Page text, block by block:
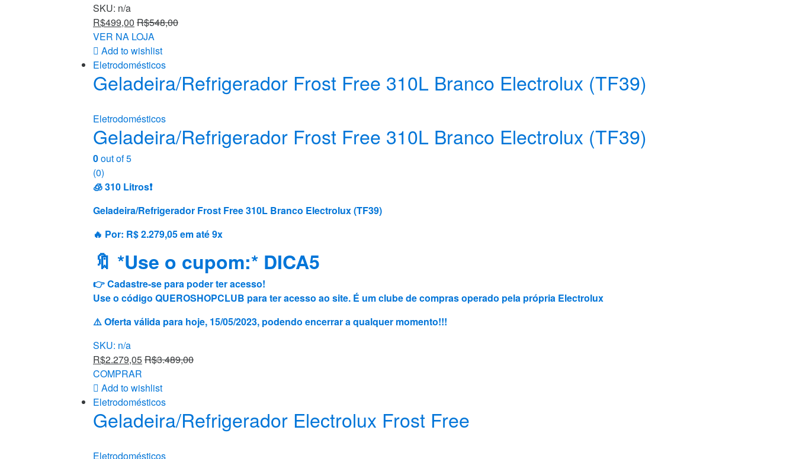
SKU: n/a
R$499,00 R$548,00
VER NA LOJA
Add to wishlist
Eletrodomésticos
Geladeira/Refrigerador Frost Free 310L Branco Electrolux (TF39)
Eletrodomésticos
Geladeira/Refrigerador Frost Free 310L Branco Electrolux (TF39)
0out of 5
(0)
🧊 310 Litros❗️
Geladeira/Refrigerador Frost Free 310L Branco Electrolux (TF39)
🔥 Por: R$ 2.279,05 em até 9x
🔖 *Use o cupom:* DICA5
👉 Cadastre-se para poder ter acesso!
Use o código QUEROSHOPCLUB para ter acesso ao site. É um clube de compras operado pela própria Electrolux
⚠️ Oferta válida para hoje, 15/05/2023, podendo encerrar a qualquer momento!!!
SKU: n/a
R$2.279,05R$3.489,00
COMPRAR
Add to wishlist
Eletrodomésticos
Geladeira/Refrigerador Electrolux Frost Free
Eletrodomésticos